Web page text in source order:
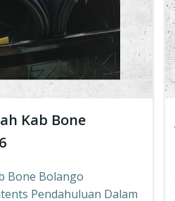
Kab Bone
Bone Bolango
Pendahuluan Dalam